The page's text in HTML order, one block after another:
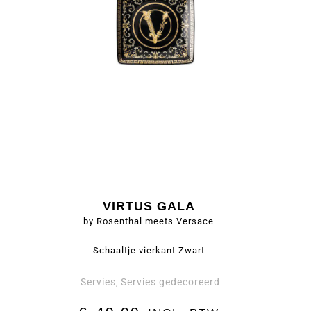
VIRTUS GALA
by Rosenthal meets Versace
Schaaltje vierkant Zwart
Servies, Servies gedecoreerd